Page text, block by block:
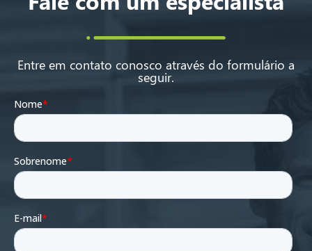
Entre em contato conosco através do formulário a
seguir.